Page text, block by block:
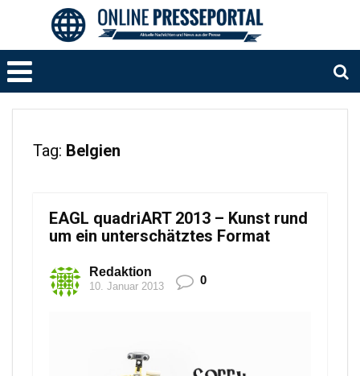
Tag: Belgien
EAGL quadriART 2013 – Kunst rund
um ein unterschätztes Format
Redaktion
10. Januar 2013 0